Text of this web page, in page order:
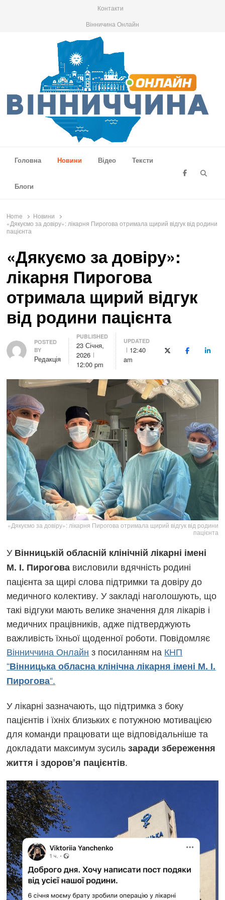
Контакти
Вінничина Онлайн
Головна
Новини Відео Тексти
Блоги
Home
Новини
«Дякуємо за довіру»: лікарня Пирогова отримала щирий відгук від родини
пацієнта
«Дякуємо за довіру»:
лікарня Пирогова
отримала щирий відгук
від родини пацієнта
Author
POSTED
BY
Редакція
PUBLISHED
23 Січня,
2026
12:00 pm
UPDATED
12:40
am
X (Twitter)Facebook
«Дякуємо за довіру»: лікарня Пирогова отримала щирий відгук від родини
пацієнта
УВінницькій обласній клінічній лікарні імені
М. І. Пирогова висловили вдячність родині
пацієнта за щирі слова підтримки та довіру до
медичного колективу. У закладі наголошують, що
такі відгуки мають велике значення для лікарів і
медичних працівників, адже підтверджують
важливість їхньої щоденної роботи. Повідомляє
Вінниччина Онлайн з посиланням на КНП
“Вінницька обласна клінічна лікарня імені М. І.
Пирогова“.
У лікарні зазначають, що підтримка з боку
пацієнтів і їхніх близьких є потужною мотивацією
для команди працювати ще відповідальніше та
докладати максимум зусильзаради збереження
життя і здоров’я пацієнтів.